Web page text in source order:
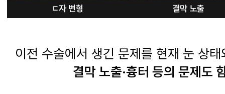
ㄷ자 변형 결막 노출
이전 수술에서 생긴 문제를 현재 눈 상
결막 노출·흉터 등의 문제도